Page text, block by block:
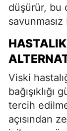
düşürür, bu
savunmasız
Viski
tercih
açısından